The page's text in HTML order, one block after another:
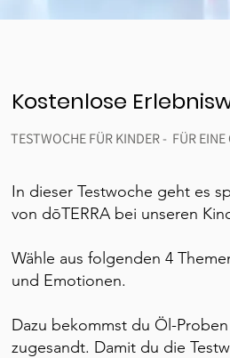
Kostenlose
TESTWOCHE FÜR KINDER - FÜR
In dieser Testwoche geht es
von dōTERRA bei unseren
Wähle aus folgenden 4
und Emotionen.
Dazu bekommst du Öl-
zugesandt. Damit du die